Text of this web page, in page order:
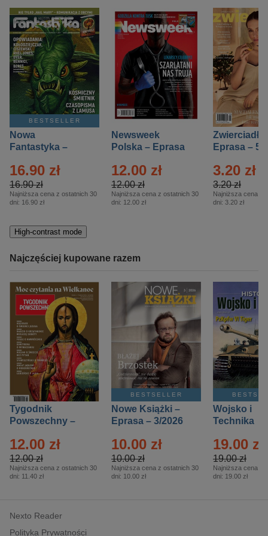
BESTSELLER
Nowa
Fantastyka –
16.90 zł
16.90 zł
Najniższa cena z ostatnich 30
dni: 16.90 zł
Newsweek
Polska – Eprasa
12.00 zł
12.00 zł
Najniższa cena z ostatnich 30
dni: 12.00 zł
Zwierciadło
Eprasa – 5/
3.20 zł
3.20 zł
Najniższa cena z
dni: 3.20 zł
High-contrast mode
Najczęściej kupowane razem
Tygodnik
Powszechny –
12.00 zł
12.00 zł
Najniższa cena z ostatnich 30
dni: 11.40 zł
BESTSELLER
Nowe Książki –
Eprasa – 3/2026
10.00 zł
10.00 zł
Najniższa cena z ostatnich 30
dni: 10.00 zł
Wojsko i
Technika
– 2/2026
19.00 zł
19.00 zł
Najniższa cena z
dni: 19.00 zł
Nexto Reader
Polityka Prywatności